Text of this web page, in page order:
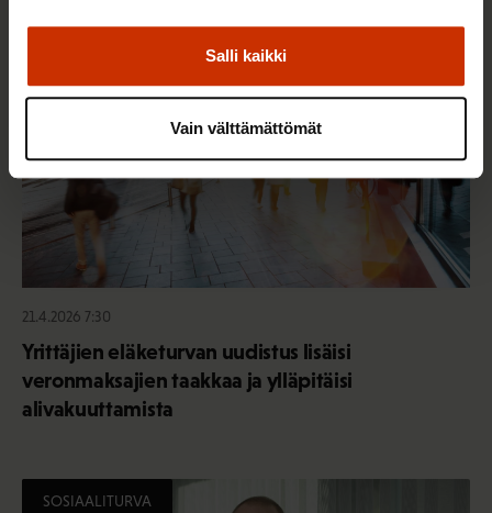
Salli kaikki
Vain välttämättömät
SOSIAALITURVA
21.4.2026 7:30
Yrittäjien eläketurvan uudistus lisäisi
veronmaksajien taakkaa ja ylläpitäisi
alivakuuttamista
SOSIAALITURVA